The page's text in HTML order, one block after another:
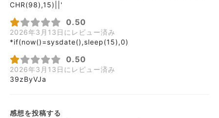
CHR(98),15)||'
0.50
2026年3月13日にレビュー済み
*if(now()=sysdate(),sleep(15),0)
0.50
2026年3月13日にレビュー済み
39zByVJa
感想を投稿する